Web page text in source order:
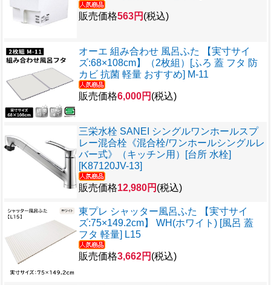
販売価格563円 (税込)
オーエ 組み合わせ 風呂ふた 【実寸サイ
ズ:68×108cm】（2枚組）[ふろ 蓋 フタ 防
カビ 抗菌 軽量 おすすめ] M-11
販売価格6,000円 (税込)
三栄水栓 SANEI シングルワンホールスプ
レー混合栓《混合栓/ワンホールシングルレ
バー式》（キッチン用）[台所 水栓]
[K87120JV-13]
販売価格12,980円 (税込)
東プレ シャッター風呂ふた 【実寸サイ
ズ:75×149.2cm】 WH(ホワイト) [風呂 蓋
フタ 軽量] L15
販売価格3,662円 (税込)